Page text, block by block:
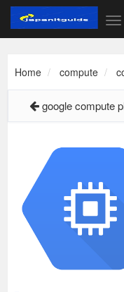
Home compute
google compute